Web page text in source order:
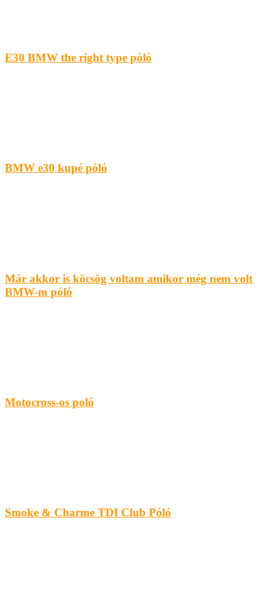
E30 BMW the right type póló
BMW e30 kupé póló
Már akkor is köcsög voltam amikor még nem volt
BMW-m póló
Motocross-os poló
Smoke & Charme TDI Club Póló